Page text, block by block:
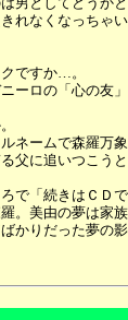
なくなっちゃ
ですか…。
ロの「心の友
ネームで森羅万象
に追いつこ
で「続きはＣＤ
美由の夢は
りだった夢の影